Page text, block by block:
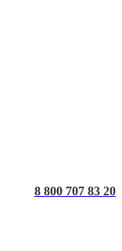
8 800 707 83 20